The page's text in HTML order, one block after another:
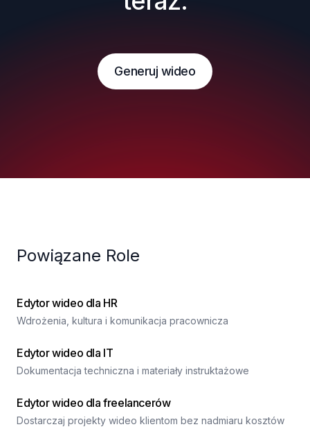
Generuj wideo
Powiązane Role
Edytor wideo dla HR
Wdrożenia, kultura i komunikacja pracownicza
Edytor wideo dla IT
Dokumentacja techniczna i materiały instruktażowe
Edytor wideo dla freelancerów
Dostarczaj projekty wideo klientom bez nadmiaru kosztów